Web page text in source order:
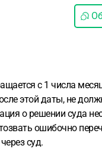
с 1 числа
этой даты, не
о решении суда
ошибочно
суд.